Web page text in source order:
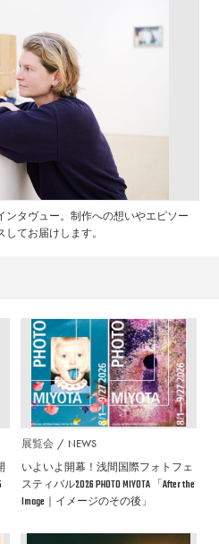
ンタヴュー。制作への想いやエピソー
てお届けします。
展覧会 NEWS
いよいよ開幕！浅間国際フォトフェ
スティバル2026 PHOTO MIYOTA 「After the
Image｜イメージのその後」